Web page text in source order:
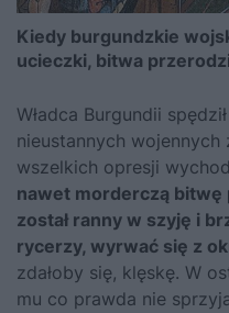
Kiedy burgundzkie
ucieczki, bitwa
Władca Burgundii
nieustannych
wszelkich opresji
nawet morderczą bitwę
został ranny w szyję i
rycerzy, wyrwać się z
zdałoby się, klęskę. W
mu co prawda nie